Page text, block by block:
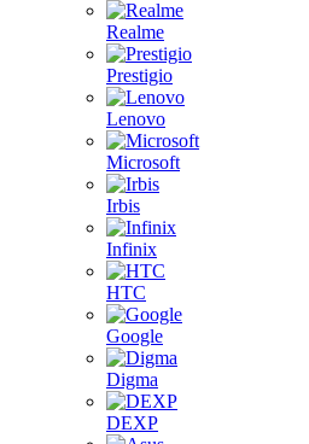
Realme
Prestigio
Lenovo
Microsoft
Irbis
Infinix
HTC
Google
Digma
DEXP